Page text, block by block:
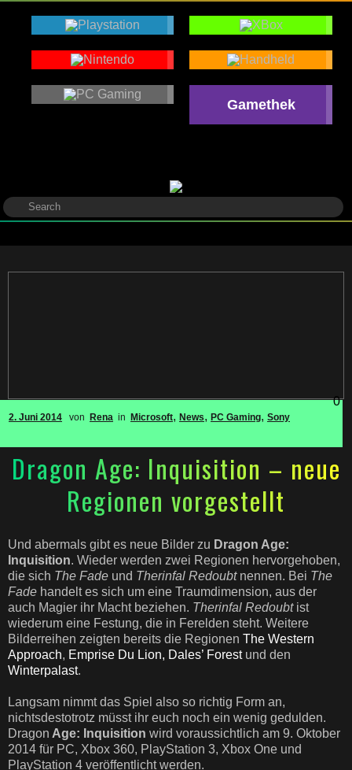
Gamethek
2. Juni 2014 von Rena in Microsoft, News, PC Gaming, Sony
0
Dragon Age: Inquisition – neue
Regionen vorgestellt
Und abermals gibt es neue Bilder zu Dragon Age:
Inquisition. Wieder werden zwei Regionen hervorgehoben,
die sich The Fade und Therinfal Redoubtnennen. Bei The
Fade handelt es sich um eine Traumdimension, aus der
auch Magier ihr Macht beziehen. Therinfal Redoubtist
wiederum eine Festung, die in Ferelden steht. Weitere
Bilderreihen zeigten bereits die Regionen The Western
Approach, Emprise Du Lion, Dales’ Forestund den
Winterpalast.
Langsam nimmt das Spiel also so richtig Form an,
nichtsdestotrotz müsst ihr euch noch ein wenig gedulden.
Dragon Age: Inquisition wird voraussichtlich am 9. Oktober
2014 für PC, Xbox 360, PlayStation 3, Xbox One und
PlayStation 4 veröffentlicht werden.